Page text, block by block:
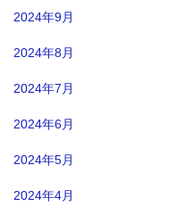
2024年9月
2024年8月
2024年7月
2024年6月
2024年5月
2024年4月